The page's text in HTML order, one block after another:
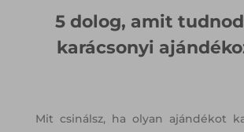
5 dolog, amit
karácsonyi
Mit csinálsz, ha olyan ajándékot